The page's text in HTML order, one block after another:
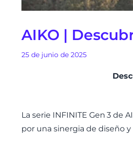
AIKO |
25 de junio de 2025
La serie INFINITE Gen 3 de
por una sinergia de diseño y